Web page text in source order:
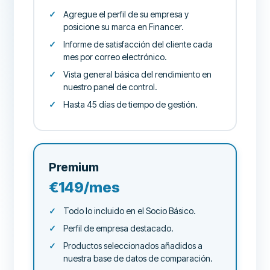
Agregue el perfil de su empresa y
posicione su marca en Financer.
Informe de satisfacción del cliente cada
mes por correo electrónico.
Vista general básica del rendimiento en
nuestro panel de control.
Hasta 45 días de tiempo de gestión.
Premium
€149/mes
Todo lo incluido en el Socio Básico.
Perfil de empresa destacado.
Productos seleccionados añadidos a
nuestra base de datos de comparación.